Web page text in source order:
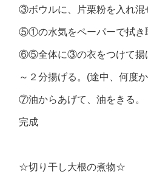
③ボウルに、片栗粉を入れ混
⑤①の水気をペーパーで拭き
⑥⑤全体に③の衣をつけて揚
～２分揚げる。(途中、何度
⑦油からあげて、油をきる。
完成
☆切り干し大根の煮物☆